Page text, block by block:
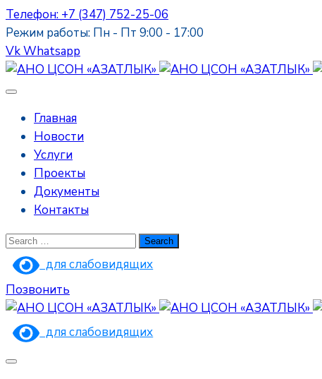
Телефон: +7 (347) 752-25-06
Режим работы: Пн - Пт 9:00 - 17:00
VkWhatsapp
Главная
Новости
Услуги
Проекты
Документы
Контакты
для слабовидящих
Позвонить
для слабовидящих